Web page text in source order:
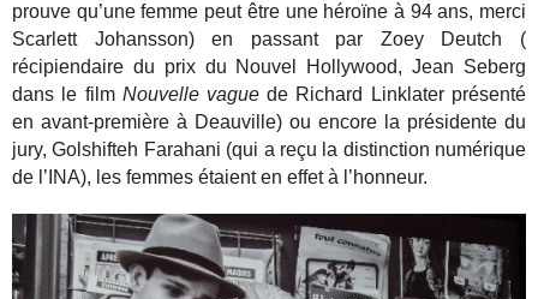
prouve qu’une femme peut être une héroïne à 94 ans, merci
Scarlett Johansson) en passant par Zoey Deutch (
récipiendaire du prix du Nouvel Hollywood, Jean Seberg
dans le film Nouvelle vaguede Richard Linklater présenté
en avant-première à Deauville) ou encore la présidente du
jury, Golshifteh Farahani (qui a reçu la distinction numérique
de l’INA), les femmes étaient en effet à l’honneur.